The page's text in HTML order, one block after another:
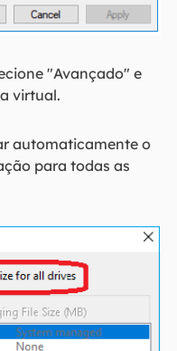
"Avançado" e
virtual.
automaticamente o
para todas as